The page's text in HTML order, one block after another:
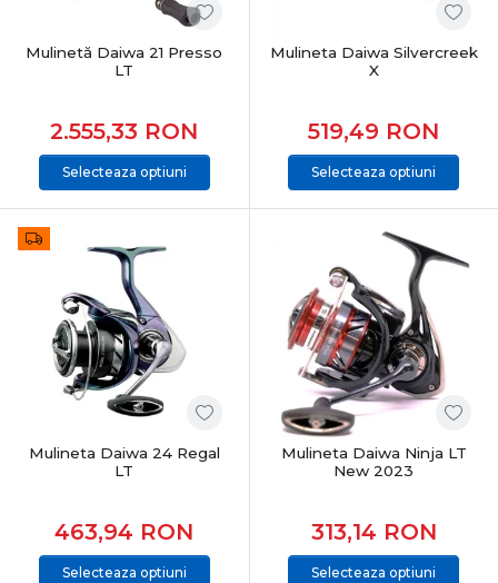
Mulinetă Daiwa 21 Presso
LT
2.555,33 RON
Selecteaza optiuni
Mulineta Daiwa Silvercreek
X
519,49 RON
Selecteaza optiuni
Mulineta Daiwa 24 Regal
LT
463,94 RON
Selecteaza optiuni
Mulineta Daiwa Ninja LT
New 2023
313,14 RON
Selecteaza optiuni